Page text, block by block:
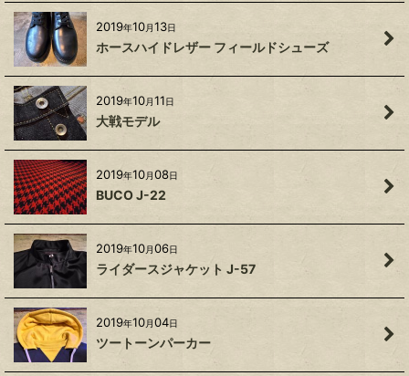
2019年10月13日
ホースハイドレザー フィールドシューズ
2019年10月11日
大戦モデル
2019年10月08日
BUCO J-22
2019年10月06日
ライダースジャケット J-57
2019年10月04日
ツートーンパーカー